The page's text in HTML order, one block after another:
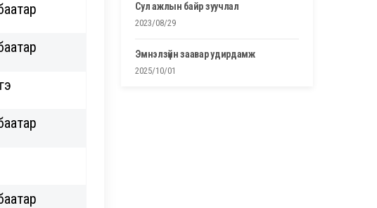
сул ажлын байр зуучлал
2023/08/29
эмнэлзүйн заавар удирдамж
2025/10/01